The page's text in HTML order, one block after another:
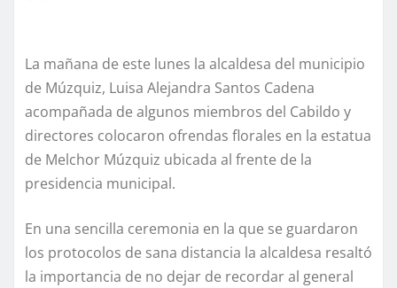
La mañana de este lunes la alcaldesa del municipio
de Múzquiz, Luisa Alejandra Santos Cadena
acompañada de algunos miembros del Cabildo y
directores colocaron ofrendas florales en la estatua
de Melchor Múzquiz ubicada al frente de la
presidencia municipal.
En una sencilla ceremonia en la que se guardaron
los protocolos de sana distancia la alcaldesa resaltó
la importancia de no dejar de recordar al general